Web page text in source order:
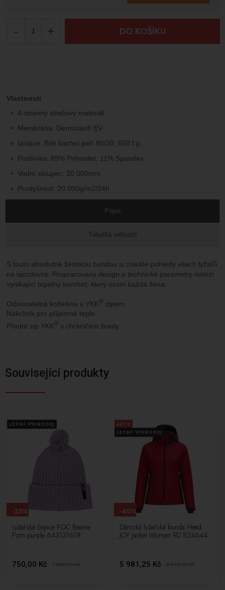
- + DO KOŠÍKU
Vlastnosti
4-stranný strečový materiál
Membrána: Dermizax® EV
Izolace: Bílé kachní peří 80/20, 650 f.p.
Podšívka: 89% Polyester, 11% Spandex
Vodní sloupec: 20.000mm
Prodyšnost: 20.000g/m2/24h
Popis
Tabuľka veľkostí
S touto absolutně ženskou bundou si získáte pohledy všech lyžařů
na sjezdovce. Propracovaný design a technické parametry nabízí
vynikající tepelný komfort, který ocení každá žena.
Odnímatelná kožešina s YKK ®
zipem
Nákrčník pro příjemné teplo
Přední zip YKK ® s chráničem brady
Související produkty
LETNÍ VÝPRODEJ
Lyžařská čepice POC Beanie
Pom purple 643131618
750,00 Kč 1 000,00Kč
-25%
AKCE
LETNÍ VÝPRODEJ
Dámská lyžařská bunda Head
JOY Jacket Woman RD 824644
5 981,25 Kč 9 975,00Kč
-40%